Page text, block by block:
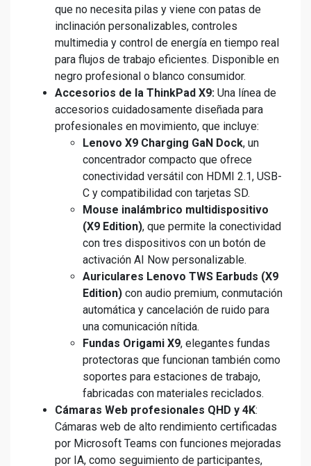
que no necesita pilas y viene con patas de
inclinación personalizables, controles
multimedia y control de energía en tiempo real
para flujos de trabajo eficientes. Disponible en
negro profesional o blanco consumidor.
Accesorios de la ThinkPad X9: Una línea de
accesorios cuidadosamente diseñada para
profesionales en movimiento, que incluye:
Lenovo X9 Charging GaN Dock, un
concentrador compacto que ofrece
conectividad versátil con HDMI 2.1, USB-
C y compatibilidad con tarjetas SD.
Mouse inalámbrico multidispositivo
(X9 Edition), que permite la conectividad
con tres dispositivos con un botón de
activación AI Now personalizable.
Auriculares Lenovo TWS Earbuds (X9
Edition) con audio premium, conmutación
automática y cancelación de ruido para
una comunicación nítida.
Fundas Origami X9, elegantes fundas
protectoras que funcionan también como
soportes para estaciones de trabajo,
fabricadas con materiales reciclados.
Cámaras Web profesionales QHD y 4K:
Cámaras web de alto rendimiento certificadas
por Microsoft Teams con funciones mejoradas
por IA, como seguimiento de participantes,